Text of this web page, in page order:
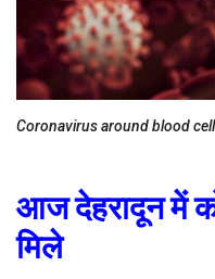
Coronavirus around blood
आज देहरादून में
मिले